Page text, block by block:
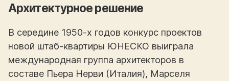
Архитектурное решение
В середине 1950-х годов конкурс проектов
новой штаб-квартиры ЮНЕСКО выиграла
международная группа архитекторов в
составе Пьера Нерви (Италия), Марселя